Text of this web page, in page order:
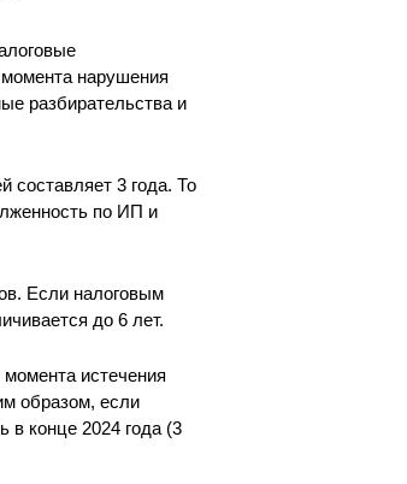
нарушения
разбирательства и
составляет 3 года. То
по ИП и
Если налоговым
до 6 лет.
истечения
образом, если
в конце 2024 года (3